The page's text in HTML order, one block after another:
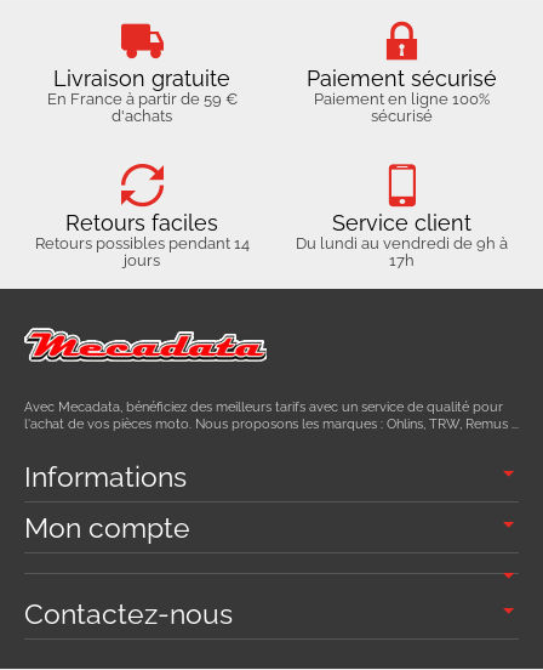
Livraison gratuite
En France à partir de 59 €
d'achats
Paiement sécurisé
Paiement en ligne 100%
sécurisé
Retours faciles
Retours possibles pendant 14
jours
Service client
Du lundi au vendredi de 9h à
17h
Avec Mecadata, bénéficiez des meilleurs tarifs avec un service de qualité pour
l'achat de vos pièces moto. Nous proposons les marques : Ohlins, TRW, Remus ...
Informations
Mon compte
Contactez-nous